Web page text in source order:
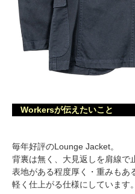
Workersが伝えたいこと
毎年好評のLounge Jacket。
背裏は無く、大見返しを肩線で
表地がある程度厚く・重みもあ
軽く仕上がる仕様にしています。